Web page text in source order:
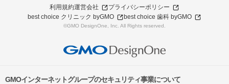
利用規約運営会社
プライバシーポリシー
best choice クリニック byGMO
best choice 歯科 byGMO
©GMO DesignOne, Inc. All Rights reserved.
GMOインターネットグループのセキュリティ事業について